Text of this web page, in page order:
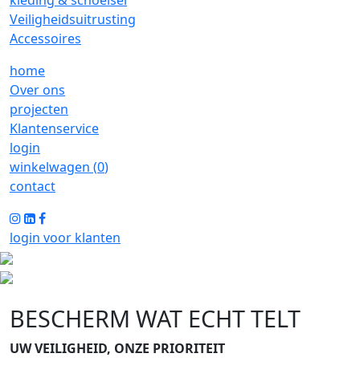
Veiligheidsuitrusting
Accessoires
home
Over ons
projecten
Klantenservice
login
winkelwagen (0)
contact
login voor klanten
BESCHERM WAT ECHT TELT
UW VEILIGHEID, ONZE PRIORITEIT